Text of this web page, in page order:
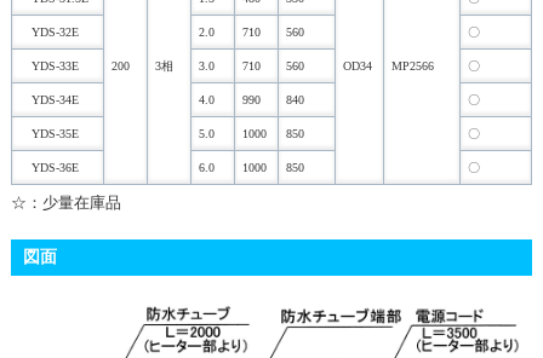
200 3相 OD34 MP2566
YDS-32E 2.0 710 560 〇
YDS-33E 3.0 710 560 〇
YDS-34E 4.0 990 840 〇
YDS-35E 5.0 1000 850 〇
YDS-36E 6.0 1000 850 〇
☆：少量在庫品
図面